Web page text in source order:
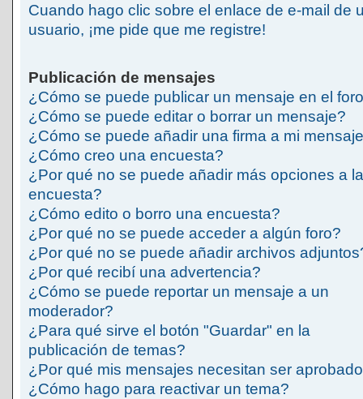
Cuando hago clic sobre el enlace de e-mail de
usuario, ¡me pide que me registre!
Publicación de mensajes
¿Cómo se puede publicar un mensaje en el
¿Cómo se puede editar o borrar un mensaje?
¿Cómo se puede añadir una firma a mi
¿Cómo creo una encuesta?
¿Por qué no se puede añadir más opciones a la
encuesta?
¿Cómo edito o borro una encuesta?
¿Por qué no se puede acceder a algún foro?
¿Por qué no se puede añadir archivos
¿Por qué recibí una advertencia?
¿Cómo se puede reportar un mensaje a un
moderador?
¿Para qué sirve el botón "Guardar" en la
publicación de temas?
¿Por qué mis mensajes necesitan ser
¿Cómo hago para reactivar un tema?